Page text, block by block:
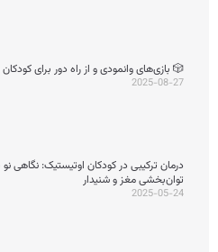
🎲 بازی‌های وانمودی و از راه دور برای
2025-08-27
درمان ترکیبی در کودکان اوتیستیک: نگاهی نو
توان‌بخشی مغز و شنیدار
2025-05-24